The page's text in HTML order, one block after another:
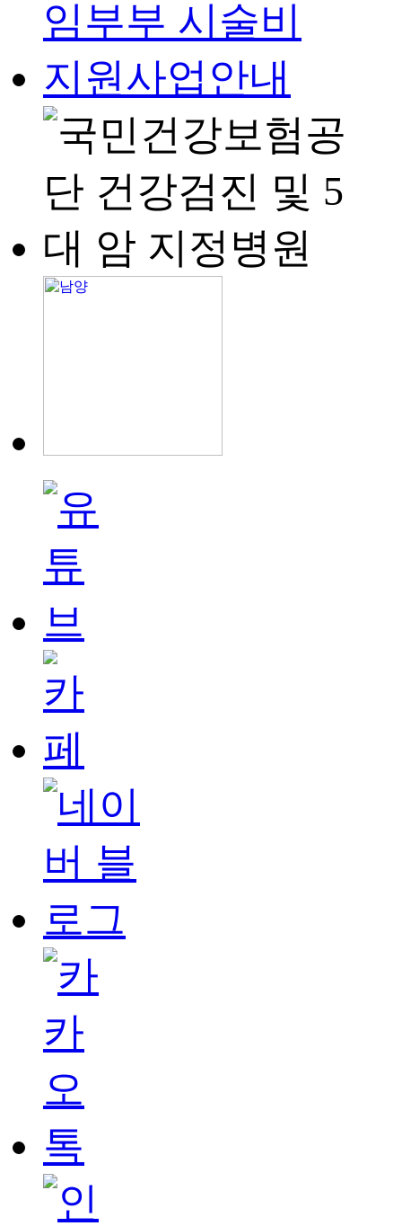
보존 근거 : 회사
보존 기간 : 회원